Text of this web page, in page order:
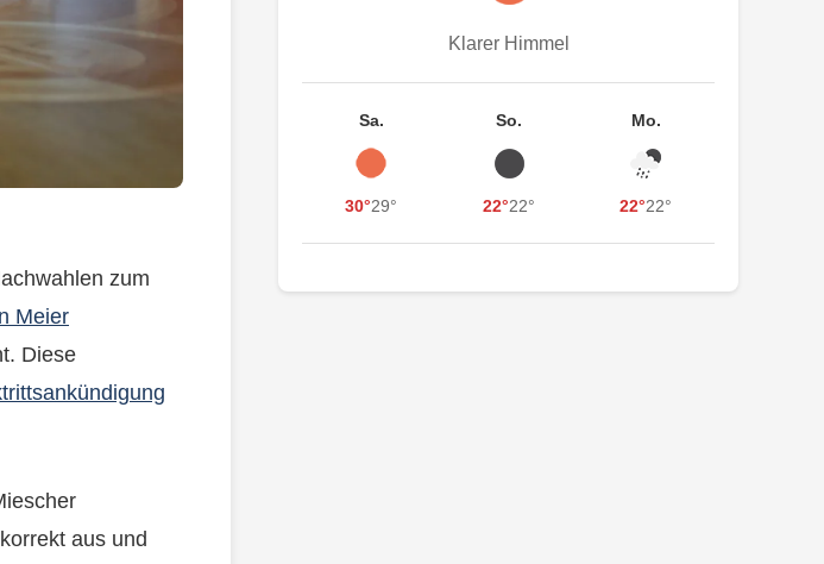
zum
Meier
Diese
aus und
Klarer Himmel
Sa.
30°29°
So.
22°22°
Mo.
22°22°